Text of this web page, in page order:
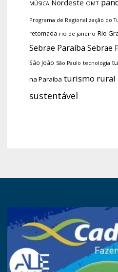
MÚSICA Nordeste OMT
Programa de Regionalização do
retomada rio de janeiro Rio
Sebrae Paraíba Sebrae
São João São Paulo tecnologia
na Paraíba turismo rural
sustentável